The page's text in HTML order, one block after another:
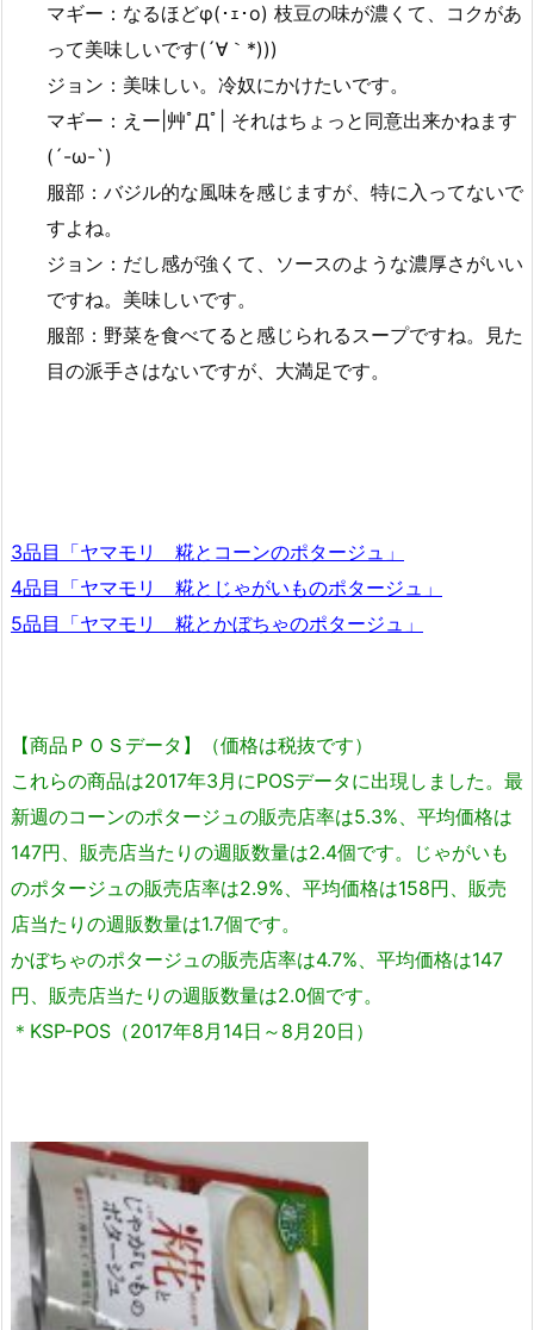
マギー：なるほどφ(･ｪ･o) 枝豆の味が濃くて、コクがあ
って美味しいです(´∀｀*)))
ジョン：美味しい。冷奴にかけたいです。
マギー：えー|艸ﾟДﾟ| それはちょっと同意出来かねます
(´-ω-`)
服部：バジル的な風味を感じますが、特に入ってないで
すよね。
ジョン：だし感が強くて、ソースのような濃厚さがいい
ですね。美味しいです。
服部：野菜を食べてると感じられるスープですね。見た
目の派手さはないですが、大満足です。
3品目「ヤマモリ 糀とコーンのポタージュ」
4品目「ヤマモリ 糀とじゃがいものポタージュ」
5品目「ヤマモリ 糀とかぼちゃのポタージュ」
【商品ＰＯＳデータ】（価格は税抜です）
これらの商品は2017年3月にPOSデータに出現しました。最
新週のコーンのポタージュの販売店率は5.3%、平均価格は
147円、販売店当たりの週販数量は2.4個です。じゃがいも
のポタージュの販売店率は2.9%、平均価格は158円、販売
店当たりの週販数量は1.7個です。
かぼちゃのポタージュの販売店率は4.7%、平均価格は147
円、販売店当たりの週販数量は2.0個です。
＊KSP-POS（2017年8月14日～8月20日）